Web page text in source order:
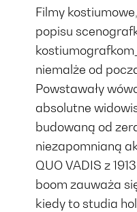
Filmy
popisu
niemalże od
Powstawały
absolutne
budowaną od
niezapomnianą
QUO VADIS z
boom zauważa
kiedy to studia